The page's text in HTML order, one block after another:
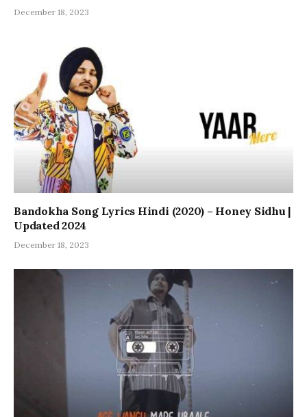
December 18, 2023
Bandokha Song Lyrics Hindi (2020) – Honey Sidhu |
Updated 2024
December 18, 2023